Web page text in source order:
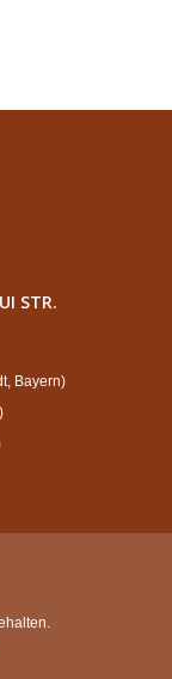
STR.
Bayern)